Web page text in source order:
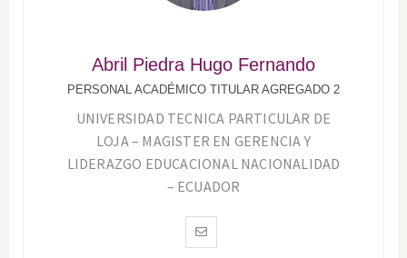
Abril Piedra Hugo Fernando
PERSONAL ACADÉMICO TITULAR AGREGADO 2
UNIVERSIDAD TECNICA PARTICULAR DE
LOJA – MAGISTER EN GERENCIA Y
LIDERAZGO EDUCACIONAL NACIONALIDAD
– ECUADOR